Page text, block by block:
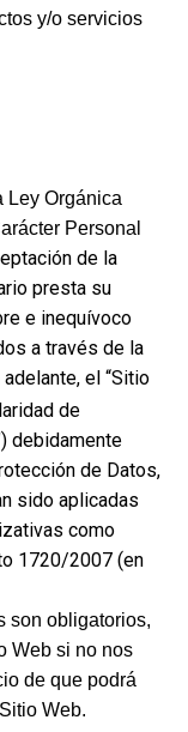
y/o servicios
Ley Orgánica
Personal
de la
presta su
e inequívoco
a través de la
adelante, el “Sitio
de
debidamente
de Datos,
sido aplicadas
como
1720/2007 (en
son obligatorios,
Web si no nos
de que podrá
Web.